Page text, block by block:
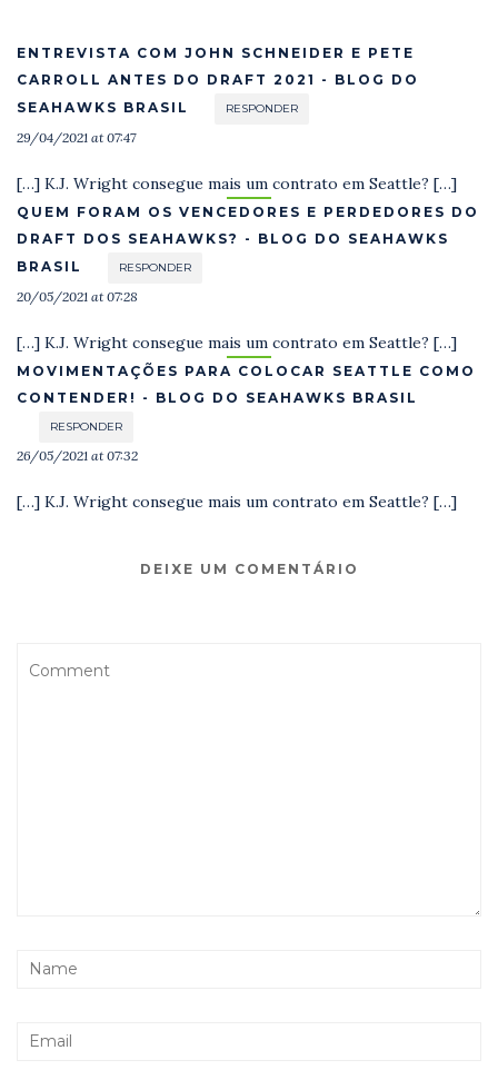
ENTREVISTA COM JOHN SCHNEIDER E PETE
CARROLL ANTES DO DRAFT 2021 - BLOG DO
SEAHAWKS BRASIL
RESPONDER
29/04/2021 at 07:47
[…] K.J. Wright consegue mais um contrato em Seattle? […]
QUEM FORAM OS VENCEDORES E PERDEDORES DO
DRAFT DOS SEAHAWKS? - BLOG DO SEAHAWKS
BRASIL
RESPONDER
20/05/2021 at 07:28
[…] K.J. Wright consegue mais um contrato em Seattle? […]
MOVIMENTAÇÕES PARA COLOCAR SEATTLE COMO
CONTENDER! - BLOG DO SEAHAWKS BRASIL
RESPONDER
26/05/2021 at 07:32
[…] K.J. Wright consegue mais um contrato em Seattle? […]
DEIXE UM COMENTÁRIO